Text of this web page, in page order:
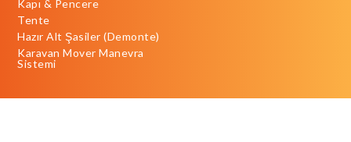
Kapı & Pencere
Tente
Hazır Alt Şasiler (Demonte)
Karavan Mover Manevra
Sistemi